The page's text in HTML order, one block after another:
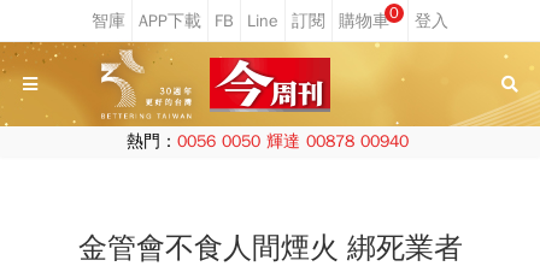
0
熱門： 0056 0050 輝達 00878 00940
金管會不食人間煙火 綁死業者